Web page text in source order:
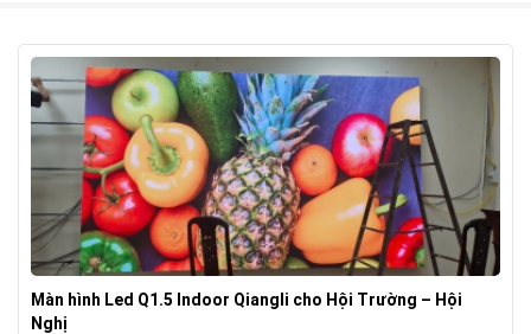
Màn hình Led Q1.5 Indoor Qiangli cho Hội Trường – Hội
Nghị